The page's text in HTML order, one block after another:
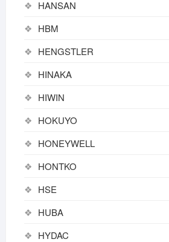
HANSAN
HBM
HENGSTLER
HINAKA
HIWIN
HOKUYO
HONEYWELL
HONTKO
HSE
HUBA
HYDAC